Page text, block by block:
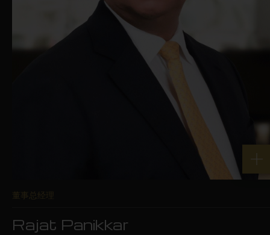
董事总经理
Rajat Panikkar
与前瞻性陈述中表达的结果有重大差异。
鑑于这些固有的风险和不确定性，您不应
依赖前瞻性陈述。华富建业资产管理有限
公司沒有义务更新或以其他方式修改任何
前瞻性陈述以反映意外事件的发生或任何
在适用法律允许的范围内，华富建业资产
或沒有病毒或其他有害组件。华富建业资